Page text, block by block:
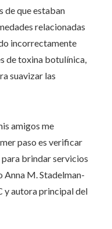
de que estaban
relacionadas
incorrectamente
de toxina botulínica,
suavizar las
amigos me
paso es verificar
brindar servicios
Anna M. Stadelman-
y autora principal del